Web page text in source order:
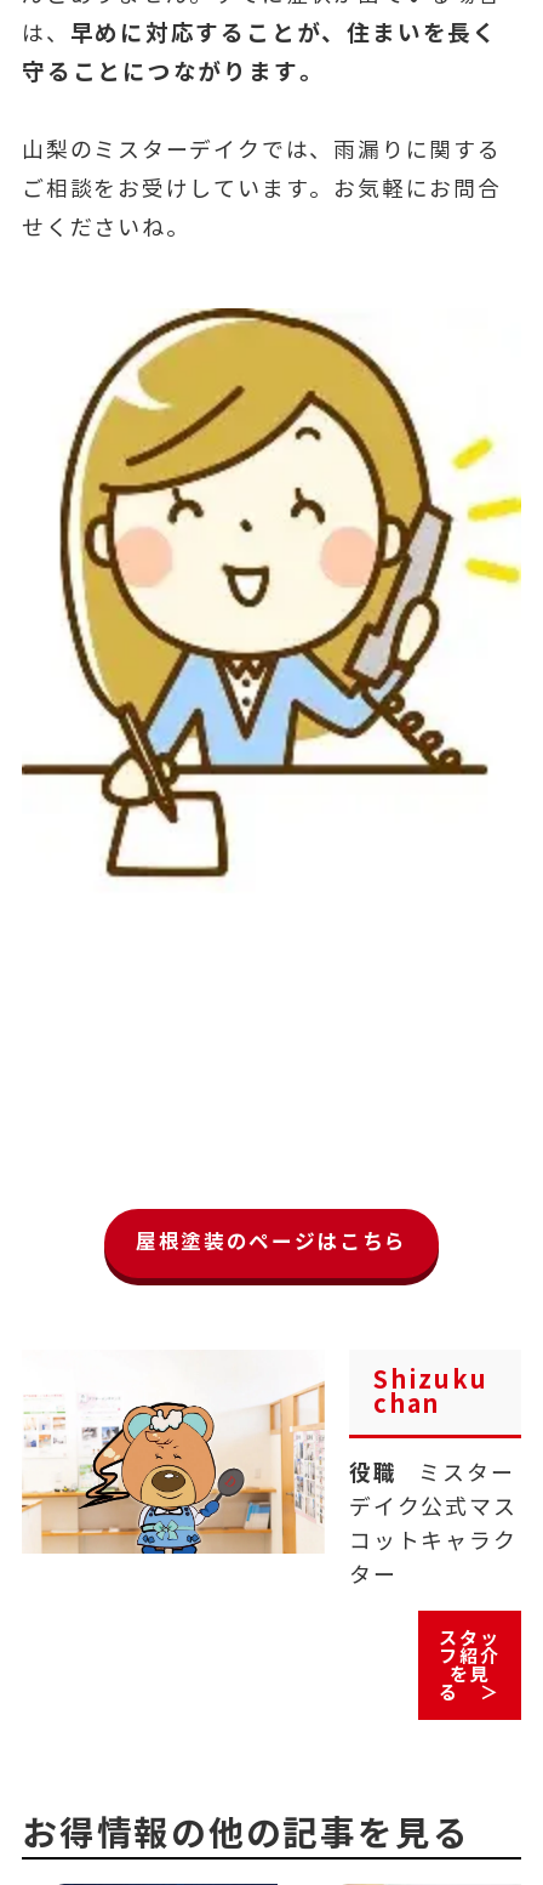
は、 早めに対応することが、住まいを長く
守ることにつながります。
山梨のミスターデイクでは、雨漏りに関する
ご相談をお受けしています。お気軽にお問合
せくださいね。
屋根塗装のページはこちら
Shizuku
chan
役職
ミスター
デイク公式マス
コットキャラク
ター
スタッ
フ紹介
を見
る ＞
お得情報の他の記事を見る